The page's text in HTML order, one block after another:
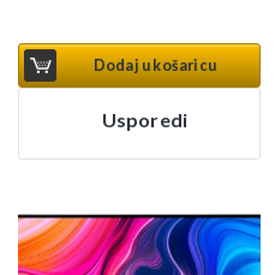
Dodaj u košaricu
Usporedi